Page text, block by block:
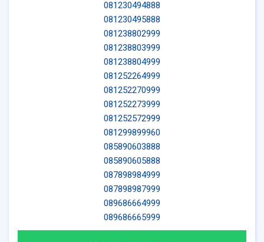
081230494888
081230495888
081238802999
081238803999
081238804999
081252264999
081252270999
081252273999
081252572999
081299899960
085890603888
085890605888
087898984999
087898987999
089686664999
089686665999